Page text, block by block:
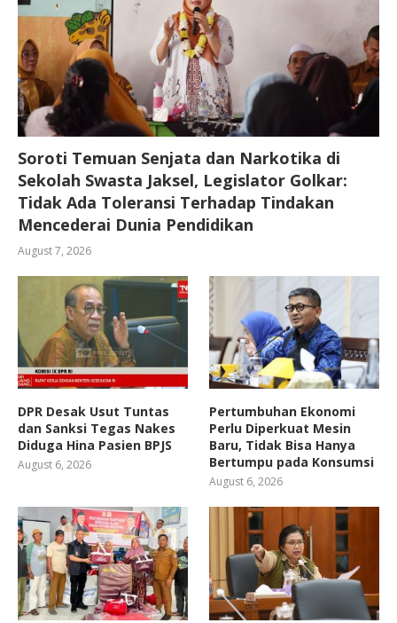
Soroti Temuan Senjata dan Narkotika di
Sekolah Swasta Jaksel, Legislator Golkar:
Tidak Ada Toleransi Terhadap Tindakan
Mencederai Dunia Pendidikan
August 7, 2026
DPR Desak Usut Tuntas
dan Sanksi Tegas Nakes
Diduga Hina Pasien BPJS
August 6, 2026
Pertumbuhan Ekonomi
Perlu Diperkuat Mesin
Baru, Tidak Bisa Hanya
Bertumpu pada Konsumsi
August 6, 2026